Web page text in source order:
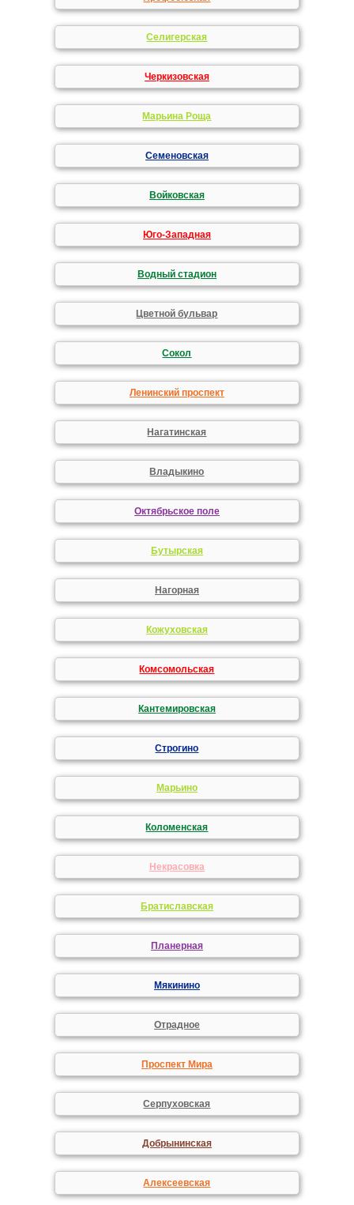
Селигерская
Черкизовская
Марьина Роща
Семеновская
Войковская
Юго-Западная
Водный стадион
Цветной бульвар
Сокол
Ленинский проспект
Нагатинская
Владыкино
Октябрьское поле
Бутырская
Нагорная
Кожуховская
Комсомольская
Кантемировская
Строгино
Марьино
Коломенская
Некрасовка
Братиславская
Планерная
Мякинино
Отрадное
Проспект Мира
Серпуховская
Добрынинская
Алексеевская